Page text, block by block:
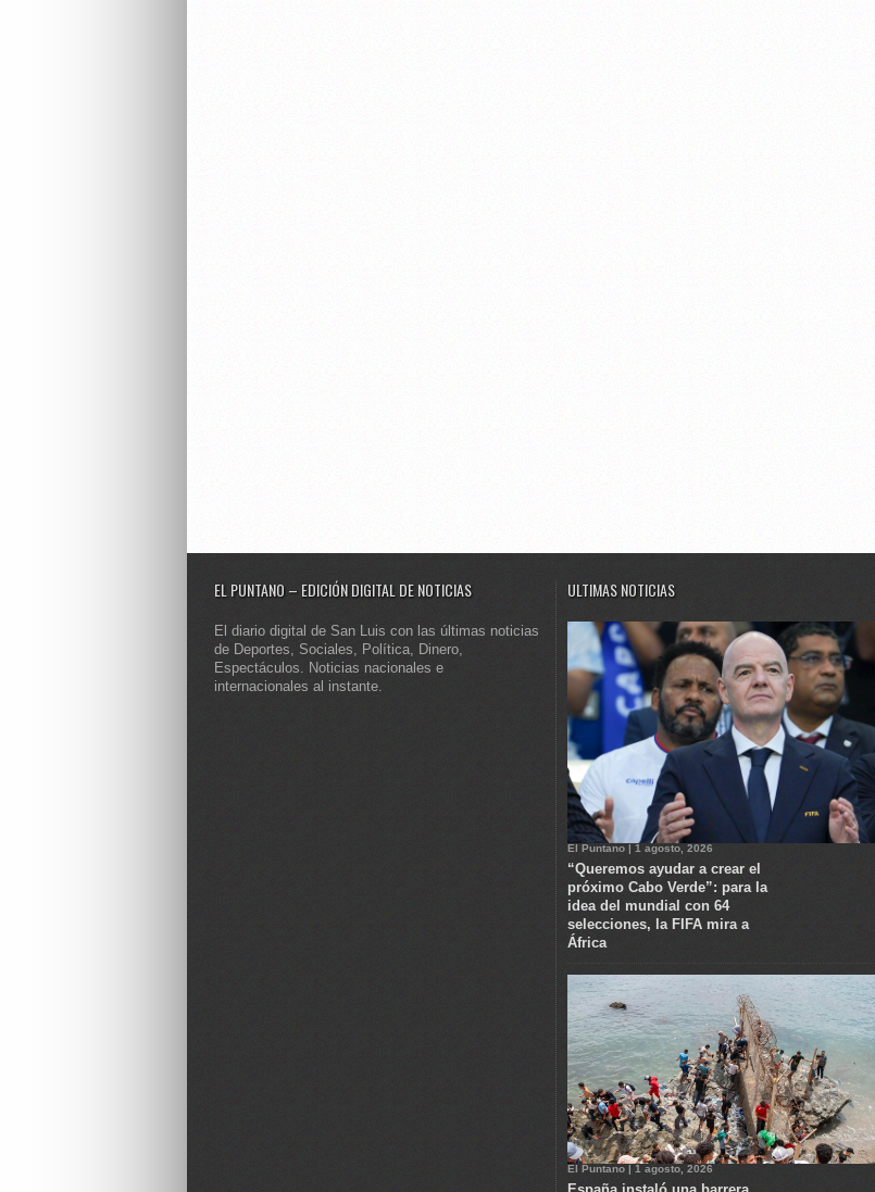
EL PUNTANO – EDICIÓN DIGITAL DE NOTICIAS
El diario digital de San Luis con las últimas noticias
de Deportes, Sociales, Política, Dinero,
Espectáculos. Noticias nacionales e
internacionales al instante.
ULTIMAS NOTICIAS
El Puntano | 1 agosto, 2026
“Queremos ayudar a crear el
próximo Cabo Verde”: para la
idea del mundial con 64
selecciones, la FIFA mira a
África
El Puntano | 1 agosto, 2026